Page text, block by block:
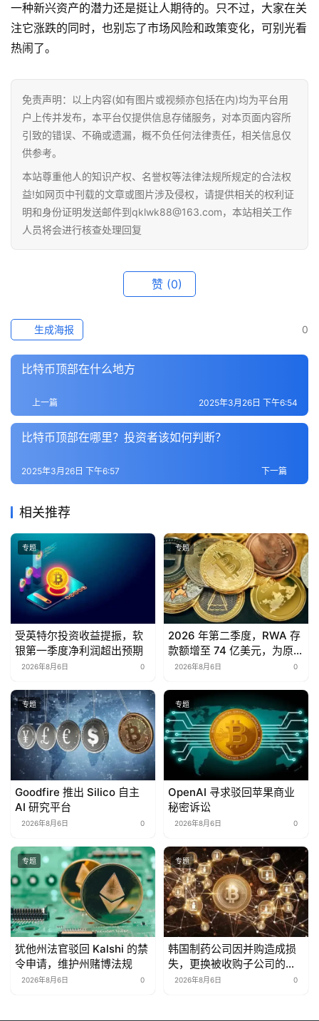
首
页
行
情
专
科
一种新兴资产的潜力还是挺让人期待的。只不过，大家在关
注它涨跌的同时，也别忘了市场风险和政策变化，可别光看
热闹了。
免责声明：以上内容(如有图片或视频亦包括在内)均为平台用
户上传并发布，本平台仅提供信息存储服务，对本页面内容所
引致的错误、不确或遗漏，概不负任何法律责任，相关信息仅
供参考。
本站尊重他人的知识产权、名誉权等法律法规所规定的合法权
益!如网页中刊载的文章或图片涉及侵权，请提供相关的权利证
明和身份证明发送邮件到qklwk88@163.com，本站相关工作
人员将会进行核查处理回复
赞 (0)
0
生成海报
比特币顶部在什么地方
上一篇 2025年3月26日 下午6:54
比特币顶部在哪里？投资者该如何判断？
下一篇
2025年3月26日 下午6:57
相关推荐
专题
受英特尔投资收益提振，软
银第一季度净利润超出预期
2026年8月6日 0
专题
2026 年第二季度，RWA 存
款额增至 74 亿美元，为原来
的三倍，而去中心化金融
2026年8月6日 0
专题
Goodfire 推出 Silico 自主
AI 研究平台
2026年8月6日 0
专题
OpenAI 寻求驳回苹果商业
秘密诉讼
2026年8月6日 0
专题
犹他州法官驳回 Kalshi 的禁
令申请，维护州赌博法规
2026年8月6日 0
专题
韩国制药公司因并购造成损
失，更换被收购子公司的首
席执行官
2026年8月6日 0